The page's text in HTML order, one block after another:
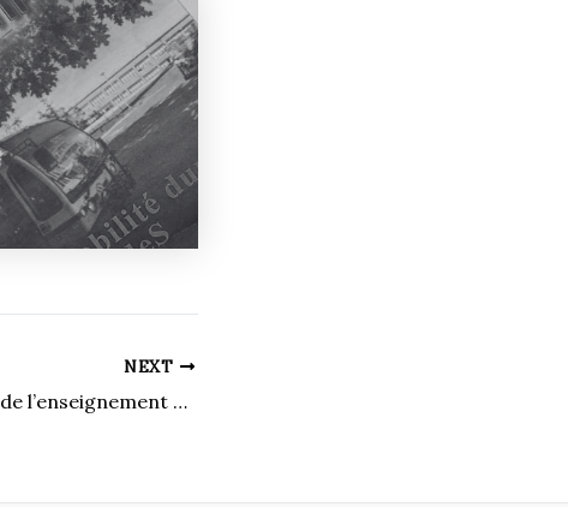
NEXT
Mois national de l’enseignement coopératif et de l’apprentissage intégré au travail